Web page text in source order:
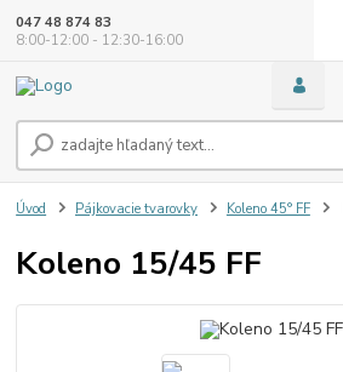
047 48 874 83
8:00-12:00 - 12:30-16:00
Úvod Pájkovacie tvarovky Koleno 45° FF
Koleno 15/45 FF